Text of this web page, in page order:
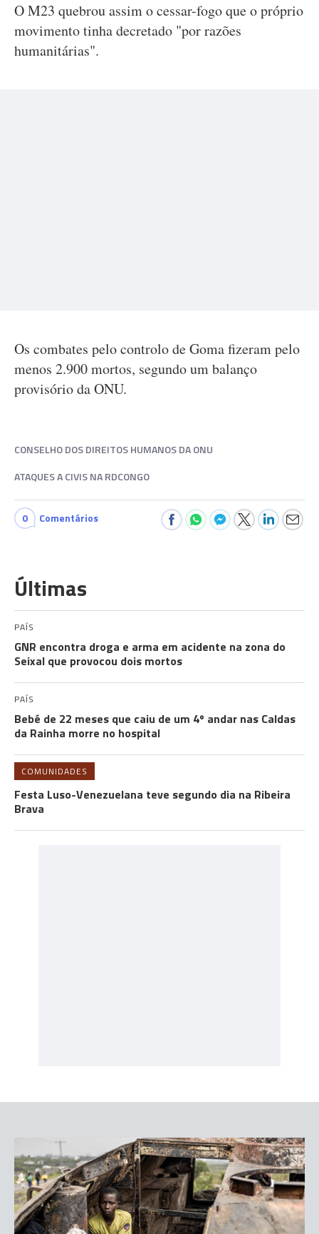
O M23 quebrou assim o cessar-fogo que o próprio
movimento tinha decretado "por razões
humanitárias".
Os combates pelo controlo de Goma fizeram pelo
menos 2.900 mortos, segundo um balanço
provisório da ONU.
CONSELHO DOS DIREITOS HUMANOS DA ONU
ATAQUES A CIVIS NA RDCONGO
0 Comentários
Últimas
PAÍS
GNR encontra droga e arma em acidente na zona do
Seixal que provocou dois mortos
PAÍS
Bebé de 22 meses que caiu de um 4º andar nas Caldas
da Rainha morre no hospital
COMUNIDADES
Festa Luso-Venezuelana teve segundo dia na Ribeira
Brava